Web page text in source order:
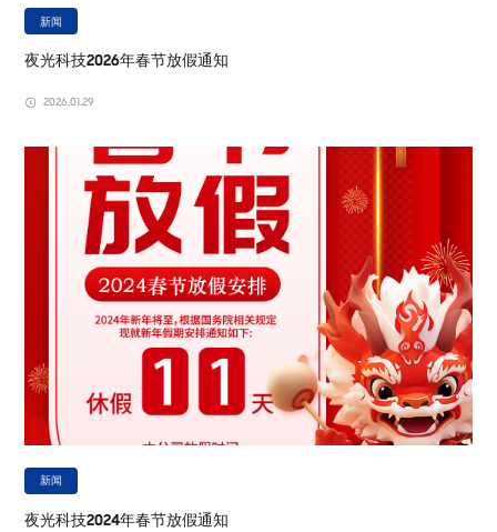
新闻
夜光科技2026年春节放假通知
2026.01.29
新闻
夜光科技2024年春节放假通知